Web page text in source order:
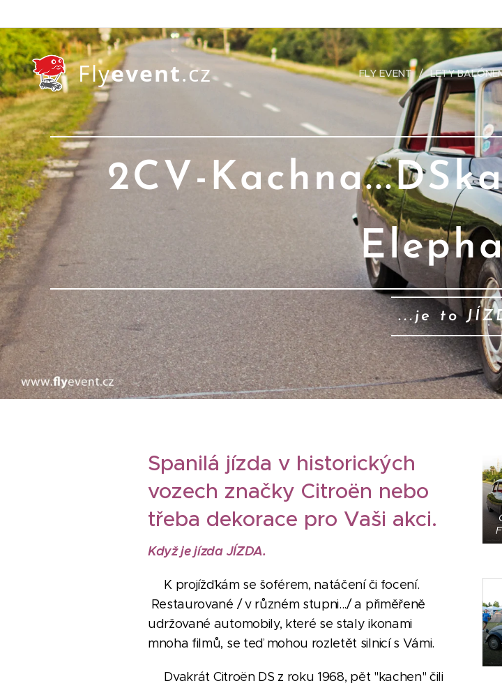
Flyevent.cz FLY EVENT LETY
2CV-
...je to
Spanilá jízda v historických
vozech značky Citroën nebo
třeba dekorace pro Vaši akci.
Když je jízda JÍZDA.
K projížďkám se šoférem, natáčení či focení.
Restaurované / v různém stupni.../ a přiměřeně
udržované automobily, které se staly ikonami
mnoha filmů, se teď mohou rozletět silnicí s Vámi.
Dvakrát Citroën DS z roku 1968, pět "kachen" čili